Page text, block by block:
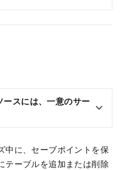
スには、一意のサー
中に、セーブポイントを保
テーブルを追加または削除